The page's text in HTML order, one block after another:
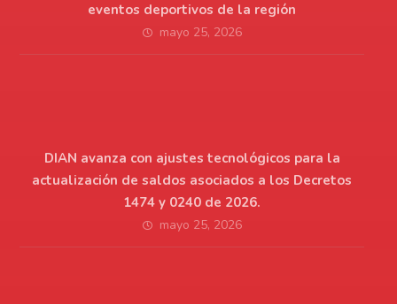
eventos deportivos de la región
mayo 25, 2026
DIAN avanza con ajustes tecnológicos para la
actualización de saldos asociados a los Decretos
1474 y 0240 de 2026.
mayo 25, 2026